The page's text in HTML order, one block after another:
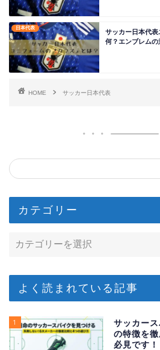
日本代表
サッカー日本代
何？エンブレム
HOME サッカー日本代表
カテゴリー
よく読まれている記事
1
サッカース
の特徴を
必見です！